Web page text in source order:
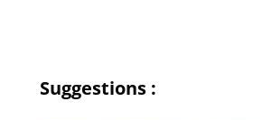
Suggestions :